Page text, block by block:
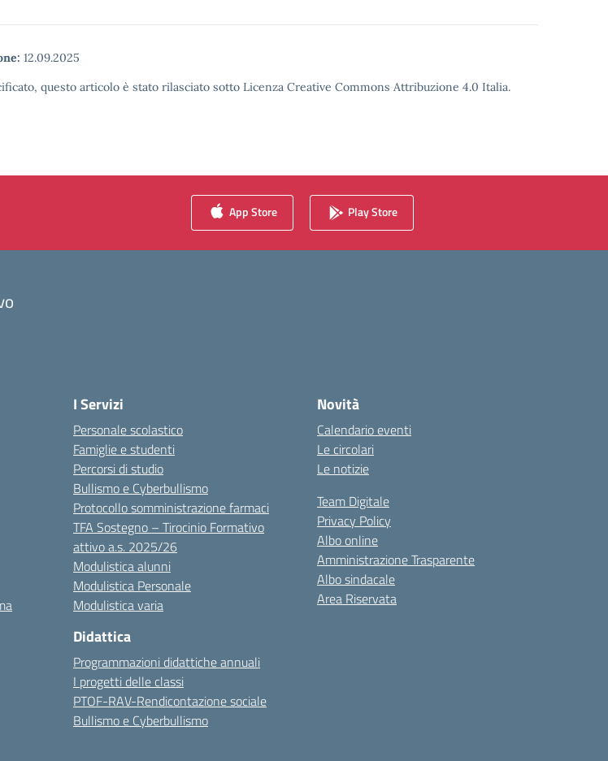
12.09.2025
questo articolo è stato rilasciato sotto Licenza Creative Commons Attribuzione 4.0 Italia.
App Store Play Store
I Servizi
Personale scolastico
Famiglie e studenti
Percorsi di studio
Bullismo e Cyberbullismo
Protocollo somministrazione farmaci
TFA Sostegno – Tirocinio Formativo
attivo a.s. 2025/26
Modulistica alunni
Modulistica Personale
Modulistica varia
Didattica
Programmazioni didattiche annuali
I progetti delle classi
PTOF-RAV-Rendicontazione sociale
Bullismo e Cyberbullismo
Novità
Calendario eventi
Le circolari
Le notizie
Team Digitale
Privacy Policy
Albo online
Amministrazione Trasparente
Albo sindacale
Area Riservata